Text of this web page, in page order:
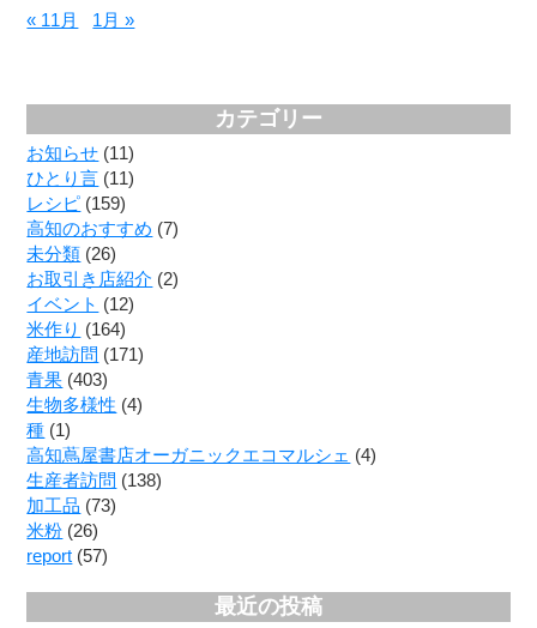
« 11月
1月 »
カテゴリー
お知らせ (11)
ひとり言 (11)
レシピ (159)
高知のおすすめ (7)
未分類 (26)
お取引き店紹介 (2)
イベント (12)
米作り (164)
産地訪問 (171)
青果 (403)
生物多様性 (4)
種 (1)
高知蔦屋書店オーガニックエコマルシェ (4)
生産者訪問 (138)
加工品 (73)
米粉 (26)
report (57)
最近の投稿